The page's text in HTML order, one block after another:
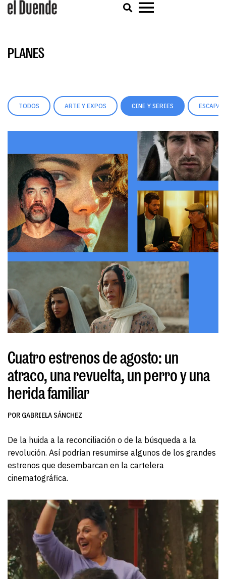
PLANES
TODOS ARTE Y EXPOS CINE Y SERIES
Cuatro estrenos de agosto: un
atraco, una revuelta, un perro y una
herida familiar
POR GABRIELA SÁNCHEZ
De la huida a la reconciliación o de la búsqueda a la
revolución. Así podrían resumirse algunos de los grandes
estrenos que desembarcan en la cartelera
cinematográfica.